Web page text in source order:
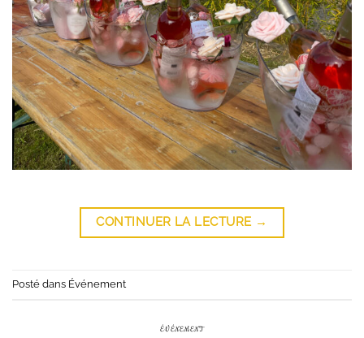
CONTINUER LA LECTURE →
Posté dans Événement
ÉVÉNEMENT